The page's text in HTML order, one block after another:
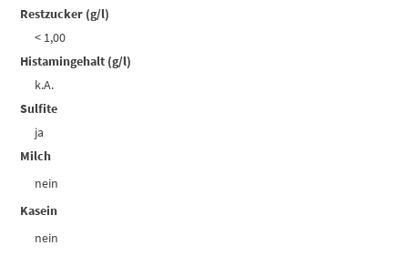
Restzucker (g/l)
< 1,00
Histamingehalt (g/l)
k.A.
Sulfite
ja
Milch
nein
Kasein
nein